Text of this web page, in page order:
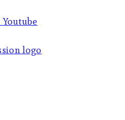
Youtube